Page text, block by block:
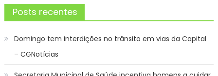
Posts recentes
Domingo tem interdições no trânsito em vias da Capital
– CGNotícias